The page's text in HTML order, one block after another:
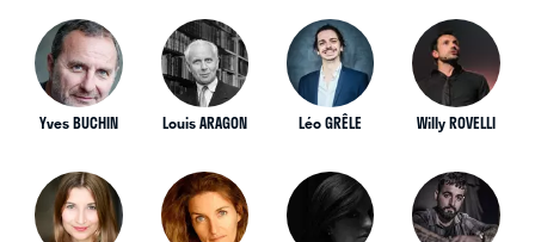
Yves BUCHIN Louis ARAGON Léo GRÊLE Willy ROVELLI